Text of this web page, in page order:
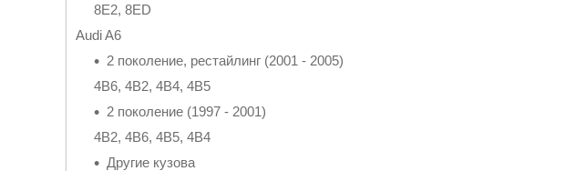
8E2, 8ED
Audi A6
2 поколение, рестайлинг (2001 - 2005)
4B6, 4B2, 4B4, 4B5
2 поколение (1997 - 2001)
4B2, 4B6, 4B5, 4B4
Другие кузова